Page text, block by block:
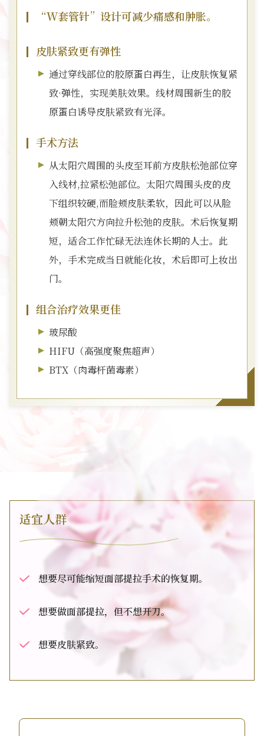
“W套管针”设计可减少痛感和肿胀。
皮肤紧致更有弹性
通过穿线部位的胶原蛋白再生，让皮肤恢复紧
致·弹性，实现美肤效果。线材周围新生的胶
原蛋白诱导皮肤紧致有光泽。
手术方法
从太阳穴周围的头皮至耳前方皮肤松弛部位穿
入线材,拉紧松弛部位。太阳穴周围头皮的皮
下组织较硬,而脸颊皮肤柔软，因此可以从脸
颊朝太阳穴方向拉升松弛的皮肤。术后恢复期
短，适合工作忙碌无法连休长期的人士。此
外，手术完成当日就能化妆，术后即可上妆出
门。
组合治疗效果更佳
玻尿酸
HIFU（高强度聚焦超声）
BTX（肉毒杆菌毒素）
适宜人群
想要尽可能缩短面部提拉手术的恢复期。
想要做面部提拉，但不想开刀。
想要皮肤紧致。